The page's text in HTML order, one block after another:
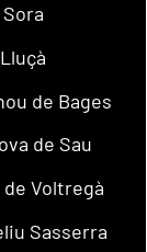
Sora
Lluçà
de Bages
de Sau
Voltregà
Sasserra